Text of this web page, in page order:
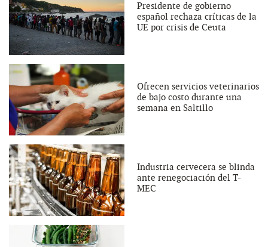
Presidente de gobierno
español rechaza críticas de la
UE por crisis de Ceuta
Ofrecen servicios veterinarios
de bajo costo durante una
semana en Saltillo
Industria cervecera se blinda
ante renegociación del T-
MEC